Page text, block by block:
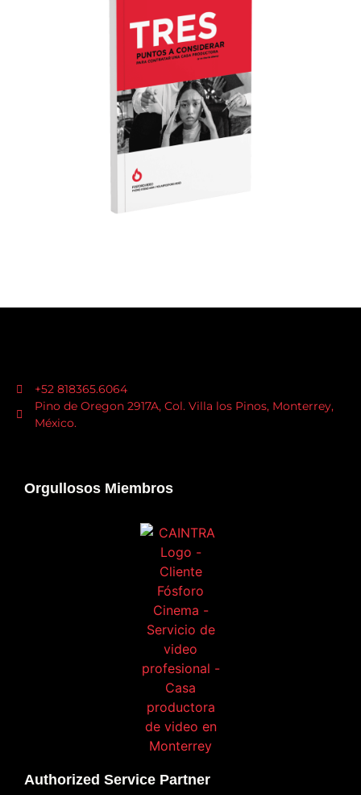
+52 818365.6064
Pino de Oregon 2917A, Col. Villa los Pinos, Monterrey,
México.
Orgullosos Miembros
Authorized Service Partner